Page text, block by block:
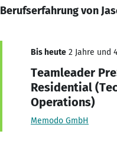
Berufserfahrung von
Bis heute 2 Jahre und
Teamleader
Residential
Operations)
Memodo GmbH